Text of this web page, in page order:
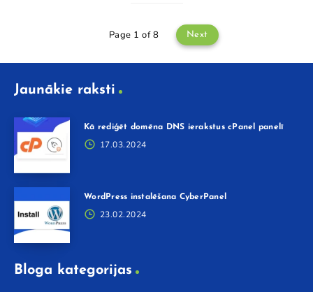
Page 1 of 8 Next
Jaunākie raksti
Kā rediģēt domēna DNS ierakstus cPanel panelī
17.03.2024
WordPress instalēšana CyberPanel
23.02.2024
Bloga kategorijas